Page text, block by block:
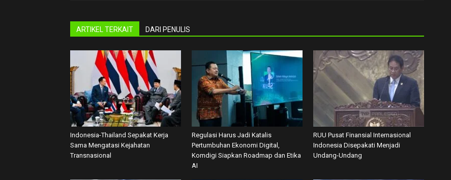
ARTIKEL TERKAIT DARI PENULIS
Indonesia-Thailand Sepakat Kerja
Sama Mengatasi Kejahatan
Transnasional
Regulasi Harus Jadi Katalis
Pertumbuhan Ekonomi Digital,
Komdigi Siapkan Roadmap dan Etika
AI
RUU Pusat Finansial Internasional
Indonesia Disepakati Menjadi
Undang-Undang